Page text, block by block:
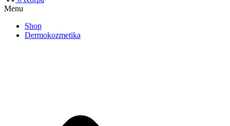
Menu
Shop
Dermokozmetika